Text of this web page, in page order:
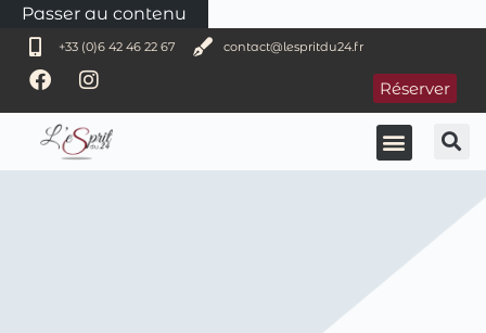
Passer au contenu
+33 (0)6 42 46 22 67 contact@lespritdu24.fr
Réserver